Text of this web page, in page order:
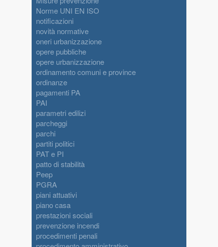
Norme UNI EN ISO
notificazioni
novità normative
oneri urbanizzazione
opere pubbliche
opere urbanizzazione
ordinamento comuni e province
ordinanze
pagamenti PA
PAI
parametri edilizi
parcheggi
parchi
partiti politici
PAT e PI
patto di stabilità
Peep
PGRA
piani attuativi
piano casa
prestazioni sociali
prevenzione incendi
procedimenti penali